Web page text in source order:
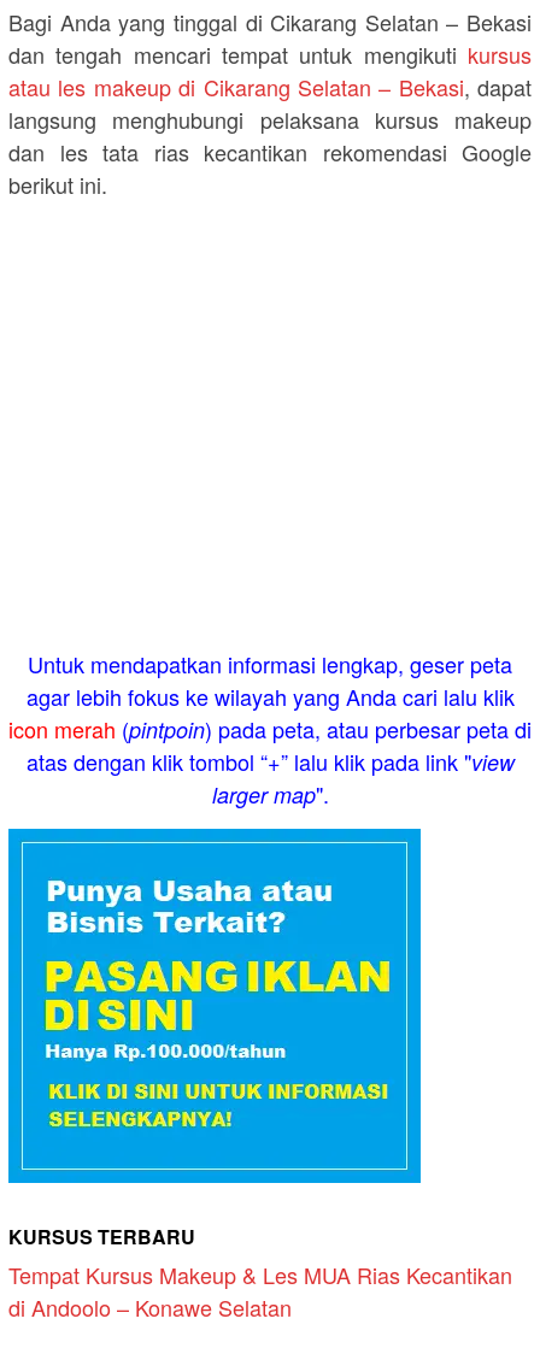
Bagi Anda yang tinggal di Cikarang Selatan – Bekasi
dan tengah mencari tempat untuk mengikuti kursus
atau les makeup di Cikarang Selatan – Bekasi, dapat
langsung menghubungi pelaksana kursus makeup
dan les tata rias kecantikan rekomendasi Google
berikut ini.
Untuk mendapatkan informasi lengkap, geser peta
agar lebih fokus ke wilayah yang Anda cari lalu klik
icon merah (pintpoin) pada peta, atau perbesar peta di
atas dengan klik tombol “+” lalu klik pada link "view
larger map".
KURSUS TERBARU
Tempat Kursus Makeup & Les MUA Rias Kecantikan
di Andoolo – Konawe Selatan